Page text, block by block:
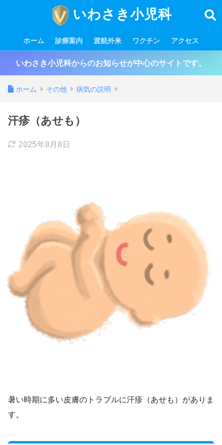
いわさき小児科
ホーム 診療案内 渡航外来 ワクチン アクセス
いわさき小児科からのお知らせが中心のサイトです。
ホーム その他 病気の説明
汗疹（あせも）
2025年8月8日
暑い時期に多い皮膚のトラブルに汗疹（あせも）がありま
す。